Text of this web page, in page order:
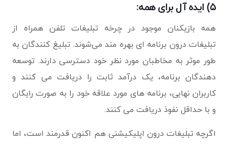
۵) ایده آل برای همه:
همه بازیکنان موجود در چرخه تبلیغات تلفن همراه از
تبلیغات درون برنامه ای بهره مند می‌شوند. تبلیغ کنندگان به
طور موثر به مخاطبان مورد نظر خود دسترسی دارند. توسعه
دهندگان برنامه، یک درآمد ثابت را دریافت می کنند و
کاربران نهایی، برنامه های مورد علاقه خود را به صورت رایگان
و با حداقل نفوذ دریافت می کنند.
اگرچه تبلیغات درون اپلیکیشنی هم اکنون قدرمند است، اما